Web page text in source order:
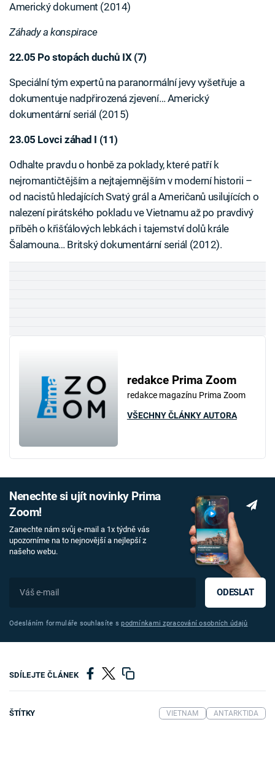
Americký dokument (2014)
Záhady a konspirace
22.05 Po stopách duchů IX (7)
Speciální tým expertů na paranormální jevy vyšetřuje a
dokumentuje nadpřirozená zjevení… Americký
dokumentární seriál (2015)
23.05 Lovci záhad I (11)
Odhalte pravdu o honbě za poklady, které patří k
nejromantičtějším a nejtajemnějším v moderní historii –
od nacistů hledajících Svatý grál a Američanů usilujících o
nalezení pirátského pokladu ve Vietnamu až po pravdivý
příběh o křišťálových lebkách i tajemství dolů krále
Šalamouna… Britský dokumentární seriál (2012).
redakce Prima Zoom
redakce magazínu Prima Zoom
VŠECHNY ČLÁNKY AUTORA
Nenechte si ujít novinky Prima
Zoom!
Zanechte nám svůj e-mail a 1x týdně vás
upozorníme na to nejnovější a nejlepší z
našeho webu.
ODESLAT
Odesláním formuláře souhlasíte spodmínkami zpracování osobních údajů
SDÍLEJTE ČLÁNEK
ŠTÍTKY VIETNAM ANTARKTIDA